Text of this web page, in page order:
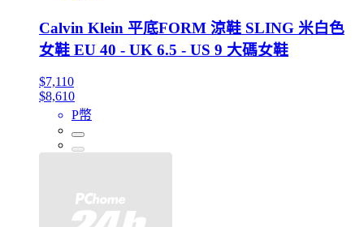
Calvin Klein 平底FORM 涼鞋 SLING 米白色
女鞋 EU 40 - UK 6.5 - US 9 大碼女鞋
$7,110
$8,610
P幣